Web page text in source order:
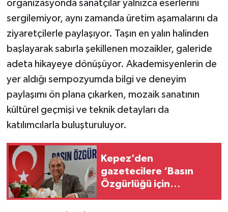
organizasyonda sanatçılar yalnızca eserlerini
sergilemiyor, aynı zamanda üretim aşamalarını da
ziyaretçilerle paylaşıyor. Taşın en yalın halinden
başlayarak sabırla şekillenen mozaikler, galeride
adeta hikayeye dönüşüyor. Akademisyenlerin de
yer aldığı sempozyumda bilgi ve deneyim
paylaşımı ön plana çıkarken, mozaik sanatının
kültürel geçmişi ve teknik detayları da
katılımcılarla buluşturuluyor.
Kepez’den
gazetecilere ‘Basın
Özgürlüğü için